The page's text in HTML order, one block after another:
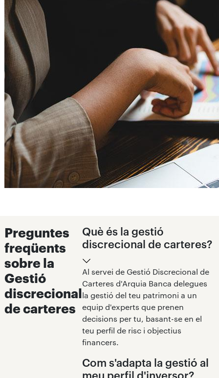
Preguntes
freqüents
sobre la
Gestió
discrecional
de carteres
Què és la gestió
discrecional de carteres?
Al servei de Gestió Discrecional de
Carteres d'Arquia Banca delegues
la gestió del teu patrimoni a un
equip d'experts que prenen
decisions per tu, basant-se en el
teu perfil de risc i objectius
financers.
Com s'adapta la gestió al
meu perfil d'inversor?